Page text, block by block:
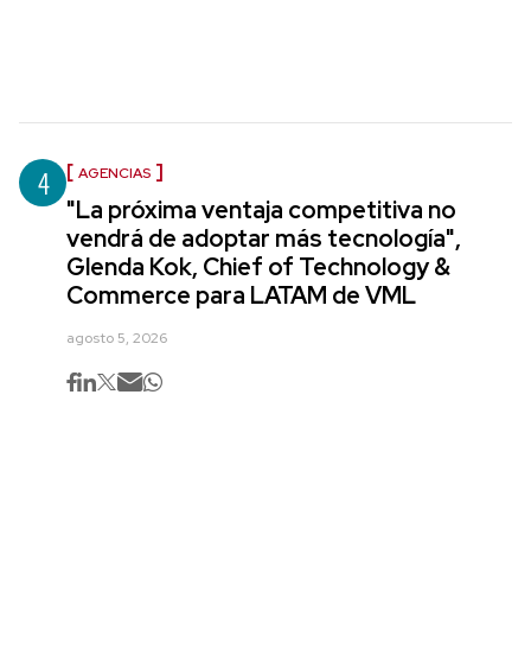
4 AGENCIAS
"La próxima ventaja competitiva no
vendrá de adoptar más tecnología",
Glenda Kok, Chief of Technology &
Commerce para LATAM de VML
agosto 5, 2026